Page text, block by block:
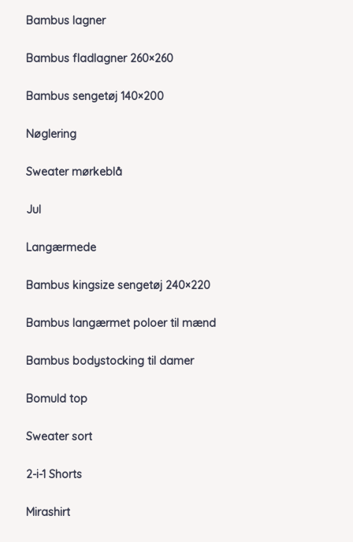
Bambus lagner
Bambus fladlagner 260×260
Bambus sengetøj 140×200
Nøglering
Sweater mørkeblå
Jul
Langærmede
Bambus kingsize sengetøj 240×220
Bambus langærmet poloer til mænd
Bambus bodystocking til damer
Bomuld top
Sweater sort
2-i-1 Shorts
Mirashirt